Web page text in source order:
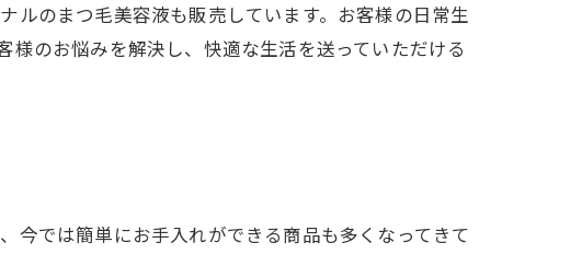
ルのまつ毛美容液も販売しています。お客様の日常生
のお悩みを解決し、快適な生活を送っていただける
今では簡単にお手入れができる商品も多くなってきて